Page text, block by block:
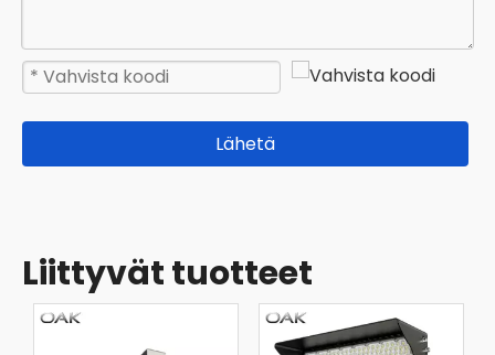
Lähetä
Liittyvät tuotteet